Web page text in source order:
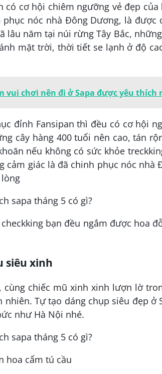
có cơ hội chiêm ngưỡng vẻ đẹp
nóc nhà Đông Dương, là được
lâu năm tại núi rừng Tây Bắc,
mặt trời, thời tiết se lạnh ở độ
vui chơi nên đi ở Sapa được yêu thích
đỉnh Fansipan thì đều có cơ hội
cây hàng 400 tuổi nên cao, tán
nếu không có sức khỏe
cảm giác là đã chinh phục nóc nhà
bạn đều ngắm được hoa
siêu xinh
cùng chiếc mũ xinh xinh lượn lờ
Tự tạo dáng chụp siêu đẹp ở
như Hà Nội nhé.
hoa cẩm tú cầu